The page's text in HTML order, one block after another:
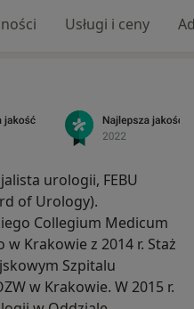
Usługi i ceny
urologii, FEBU
of Urology).
Collegium Medicum
Krakowie z 2014 r. Staż
Szpitalu
w Krakowie. W 2015 r.